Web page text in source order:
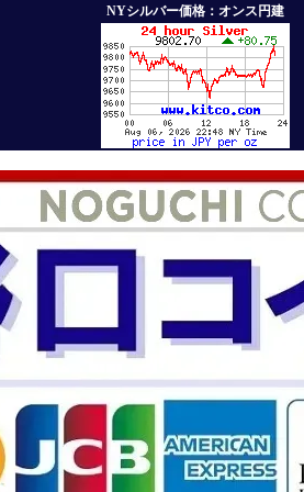
NYシルバー価格：オンス円建